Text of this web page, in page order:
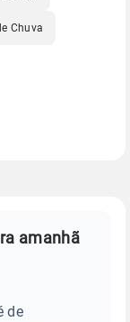
Chuva
amanhã
de